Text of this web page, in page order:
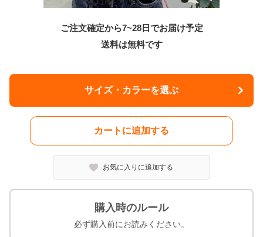
ご注文確定から7~28日でお届け予定
送料は無料です
サイズ・カラーを選ぶ
カートに追加する
お気に入りに追加する
購入時のルール
必ず購入前にお読みください。